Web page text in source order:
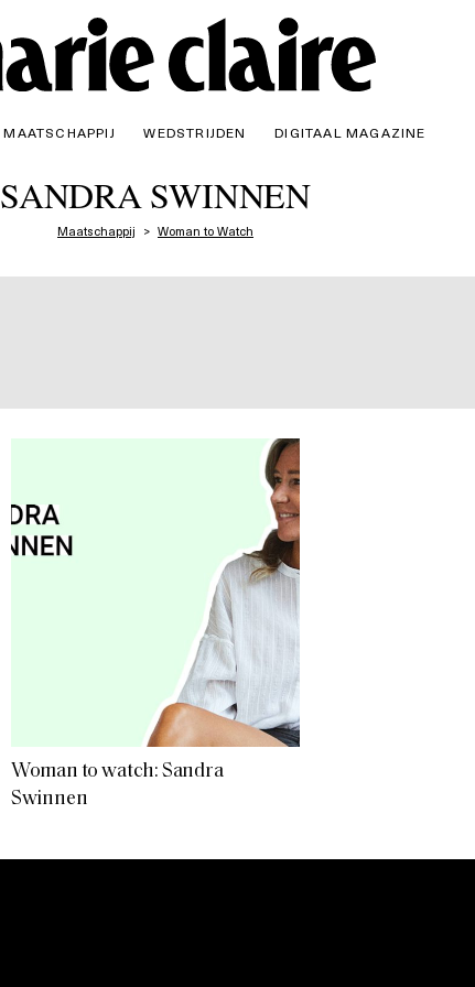
MAATSCHAPPIJ WEDSTRIJDEN DIGITAAL MAGAZINE
SANDRA SWINNEN
Maatschappij Woman to Watch
Woman to watch: Sandra
Swinnen